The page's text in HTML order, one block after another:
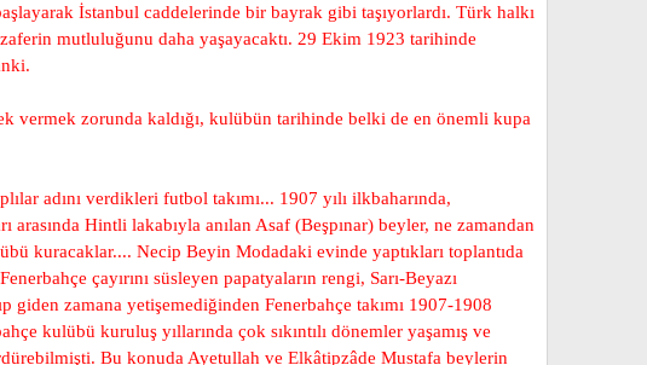
İstanbul caddelerinde bir bayrak gibi taşıyorlardı. Türk halkı
mutluluğunu daha yaşayacaktı. 29 Ekim 1923 tarihinde
vermek zorunda kaldığı, kulübün tarihinde belki de en önemli kupa
adını verdikleri futbol takımı... 1907 yılı ilkbaharında,
Hintli lakabıyla anılan Asaf (Beşpınar) beyler, ne zamandan
kuracaklar.... Necip Beyin Modadaki evinde yaptıkları toplantıda
çayırını süsleyen papatyaların rengi, Sarı-Beyazı
giden zamana yetişemediğinden Fenerbahçe takımı 1907-1908
kulübü kuruluş yıllarında çok sıkıntılı dönemler yaşamış ve
Bu konuda Ayetullah ve Elkâtipzâde Mustafa beylerin